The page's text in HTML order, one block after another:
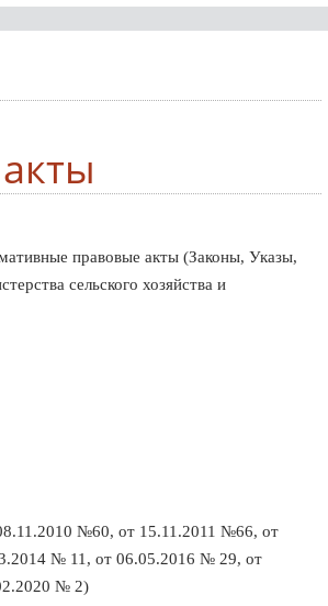
правовые акты (Законы, Указы,
сельского хозяйства и
№60, от 15.11.2011 №66, от
№ 11, от 06.05.2016 № 29, от
№ 2)